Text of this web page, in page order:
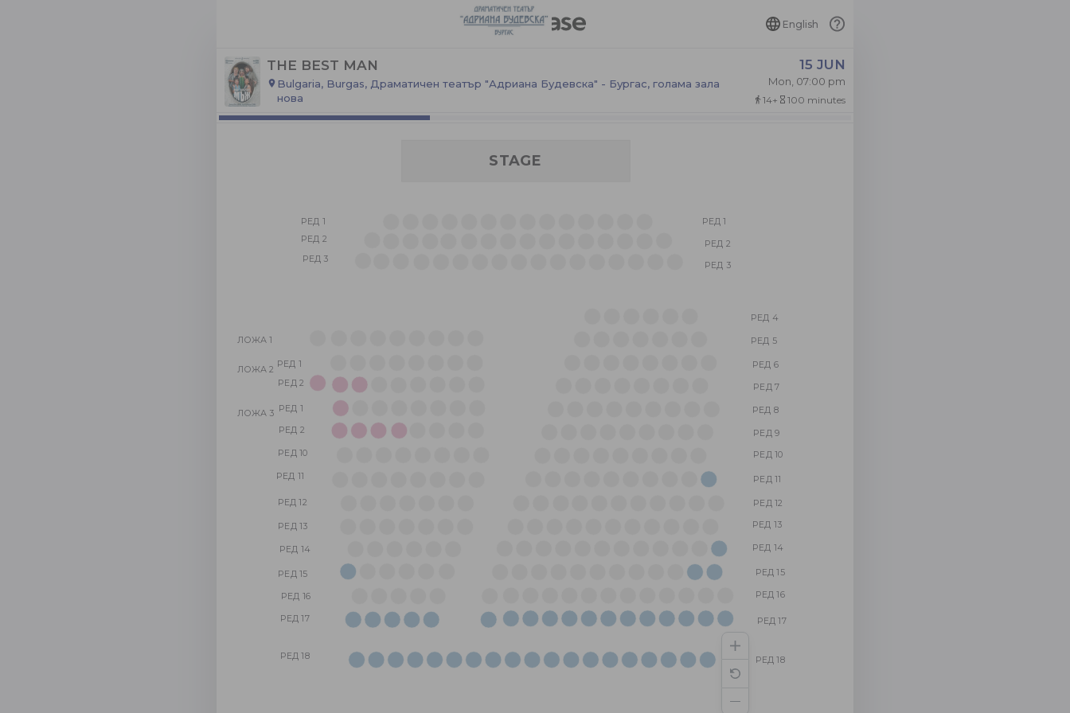
English
THE BEST MAN
place Bulgaria, Burgas, Драматичен театър "Адриана Будевска" - Бургас, голама зала
нова
15 JUN
Mon, 07:00 pm
directions_walk 14+ hourglass_empty 100 minutes
РЕД 18
РЕД 17
РЕД 15
РЕД 16
РЕД 14
РЕД 13
РЕД 12
РЕД 11
РЕД 10
РЕД 9
РЕД 8
РЕД 7
РЕД 6
РЕД 5
РЕД 4
РЕД 3
РЕД 2
РЕД 1
РЕД 3
РЕД 2
РЕД 1
РЕД 18
РЕД 17
РЕД 15
РЕД 16
РЕД 14
РЕД 13
РЕД 12
РЕД 11
РЕД 10
РЕД 2
РЕД 1
РЕД 2
РЕД 1
ЛОЖА 3
ЛОЖА 2
ЛОЖА 1
STAGE